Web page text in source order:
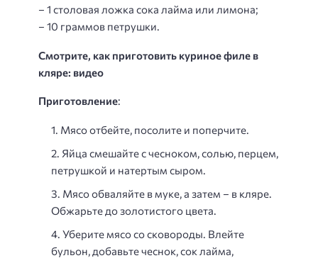
– 1 столовая ложка сока лайма или лимона;
– 10 граммов петрушки.
Смотрите, как приготовить куриное филе в
кляре: видео
Приготовление:
Мясо отбейте, посолите и поперчите.
Яйца смешайте с чесноком, солью, перцем,
петрушкой и натертым сыром.
Мясо обваляйте в муке, а затем – в кляре.
Обжарьте до золотистого цвета.
Уберите мясо со сковороды. Влейте
бульон, добавьте чеснок, сок лайма,